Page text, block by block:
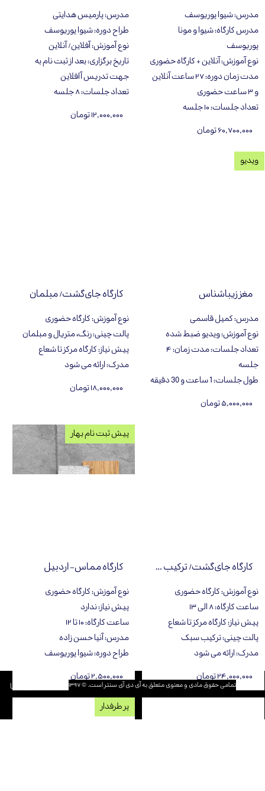
مدرس:شیوا پوریوسف
مدرس کارگاه:شیوا و مونا
پوریوسف
نوع آموزش:آنلاین + کارگاه حضوری
مدت زمان دوره:
۲۷ ساعت آنلاین
و ۳ ساعت حضوری
تعداد جلسات:۱۰ جلسه
۶۰,۷۰۰,۰۰۰ تومان
مدرس:پارميس هدايتى
طراح دوره:شیوا پوریوسف
نوع آموزش:آفلاین/ آنلاین
تاریخ برگزاری:بعد از ثبت نام به
جهت تدریس آافلاین
تعداد جلسات:۸ جلسه
۱۲,۰۰۰,۰۰۰ تومان
مغز زیباشناس
مدرس:کمیل قاسمی
نوع آموزش:ویدیو ضبط شده
تعداد جلسات:
مدت زمان: ۴
جلسه
طول جلسات:1 ساعت و 30 دقیقه
۵,۰۰۰,۰۰۰ تومان
ویدیو
کارگاه جای‌گشت/ مبلمان
نوع آموزش:کارگاه حضوری
پالت چینی:رنگ، متریال و مبلمان
پیش نیاز:کارگاه مرکز تا شعاع
مدرک:ارائه می شود
۱۸,۰۰۰,۰۰۰ تومان
کارگاه جای‌گشت/ ترکیب سبک
نوع آموزش:کارگاه حضوری
ساعت کارگاه:۸ الی ۱۳
پیش نیاز:کارگاه مرکز تا شعاع
پالت چینی:ترکیب سبک
مدرک:ارائه می شود
۲۴,۰۰۰,۰۰۰ تومان
کارگاه مماس- اردبیل
نوع آموزش:کارگاه حضوری
پیش نیاز:ندارد
ساعت کارگاه:١٠ تا ١٢
مدرس:آنيا حسن زاده
طراح دوره:شیوا پوریوسف
۲,۵۰۰,۰۰۰ تومان
پیش ثبت نام بهار
پر طرفدار
تعهدات ما و شما تمامی حقوق مادی و معنوی متعلق به آی دی آی سنتر است. © ۱۳۹۷​​​​​​​